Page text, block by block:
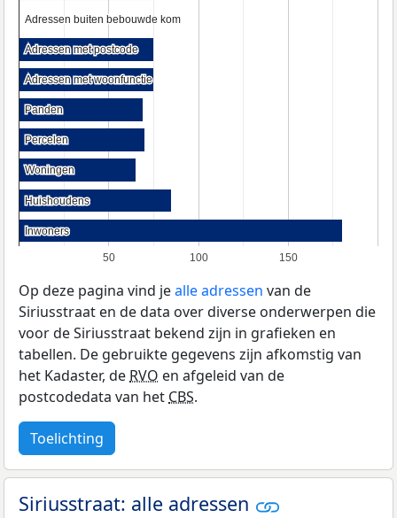
50 100 150
Adressen buiten bebouwde kom
Adressen buiten bebouwde kom
Adressen met postcode
Adressen met postcode
Adressen met woonfunctie
Adressen met woonfunctie
Panden
Panden
Percelen
Percelen
Woningen
Woningen
Huishoudens
Huishoudens
Inwoners
Inwoners
Op deze pagina vind jealle adressen van de
Siriusstraat en de data over diverse onderwerpen die
voor de Siriusstraat bekend zijn in grafieken en
tabellen. De gebruikte gegevens zijn afkomstig van
het Kadaster, deRVO en afgeleid van de
postcodedata van hetCBS.
Toelichting
Siriusstraat: alle adressen